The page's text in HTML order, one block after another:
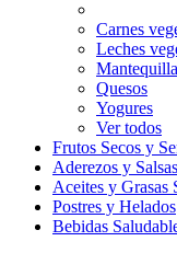
Carnes
Leches
Quesos
Yogures
Ver todos
Frutos Secos y
Aderezos y Salsas
Aceites y Grasas
Postres y Helados
Bebidas